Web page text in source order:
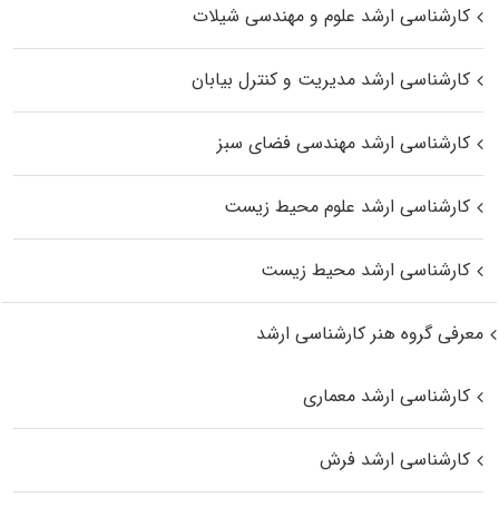
کارشناسی ارشد علوم و مهندسی شیلات
کارشناسی ارشد مدیریت و کنترل بیابان
کارشناسی ارشد مهندسی فضای سبز
کارشناسی ارشد علوم محیط‌ زیست
کارشناسی ارشد محیط زیست
معرفی گروه هنر کارشناسی ارشد
کارشناسی ارشد معماری
کارشناسی ارشد فرش